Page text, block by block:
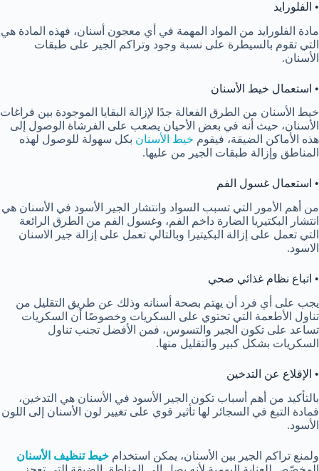
• الفلورايد
مادة الفلورايد من المواد المهمة في أي معجون أسنان، فهذه المادة هي
التي تقوم بالسيطرة على نسبة وجود وتراكم الجير على طبقات
الأسنان.
• استعمال خيط الأسنان
خيط الأسنان من الطرق الفعالة جدًا لإزالة البقايا الموجودة بين فراغات
الأسنان، حيث أنه في بعض الأحيان يصعب على الفرشاة الوصول إلى
هذه الأماكن الضيقة، فيقوم خيط الأسنان بكل سهولة للوصول لهذه
المناطق وإزالة طبقات الجير من عليها.
• استعمال غسول الفم
من أهم الأمور التي تسبب السواد وانتشار الجير الأسود في الأسنان هي
انتشار البكتيريا الضارة داخم الفم، وغسول الفم من الطرق الرائعة
التي تعمل على إزالة البكيتيرا وبالتالي تعمل على إزالة جير الاسنان
الاسود.
• اتباع نظام غذائي صحي
يجب على أي فرد أن يهتم بصحة أسنانه وذلك عن طريق التقليل من
تناول الأطعمة التي تحتوي على السكريات وخصوصًا أن السكريات
تساعد على تكون الجير والتسوس، فمن الأفضل تجنب تناول
السكريات بشكل كبير والتقليل منها.
• الإقلاع عن التدخين
بالتأكيد من أهم أسباب تكون الجير الأسود في الأسنان هي التدخين،
فمادة التبغ في السجائر لها تأثير قوي على تغيير لون الأسنان إلى اللون
الأسود.
ولمنع تراكم الجير بين الأسنان، يمكن استخدام خيط تنظيف الأسنان